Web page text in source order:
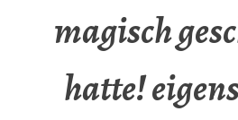
magisch
hatte!